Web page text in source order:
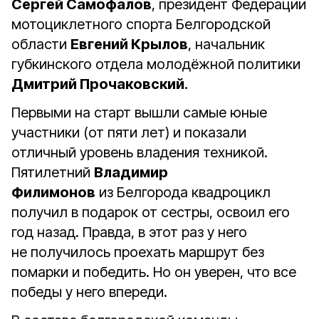
Сергей Самофалов, президент Федерации
мотоциклетного спорта Белгородской
области Евгений Крылов, начальник
губкинского отдела молодёжной политики
Дмитрий Прочаковский.
Первыми на старт вышли самые юные
участники (от пяти лет) и показали
отличный уровень владения техникой.
Пятилетний Владимир
Филимонов из Белгорода квадроцикл
получил в подарок от сестры, освоил его
год назад. Правда, в этот раз у него
не получилось проехать маршрут без
помарки и победить. Но он уверен, что все
победы у него впереди.